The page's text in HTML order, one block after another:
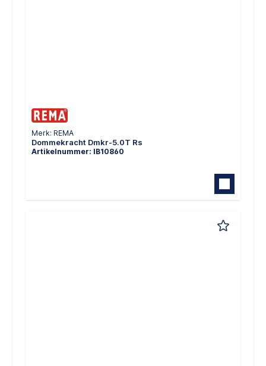
Merk: REMA
Dommekracht Dmkr-5.0T Rs
Artikelnummer: IB10860